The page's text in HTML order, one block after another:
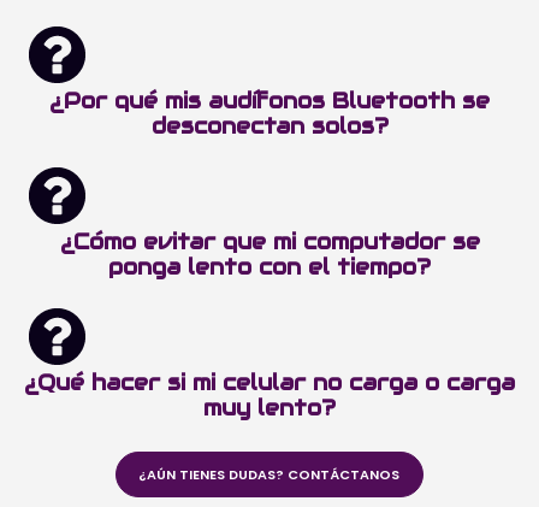
¿Por qué mis audífonos Bluetooth se
desconectan solos?
¿Cómo evitar que mi computador se
ponga lento con el tiempo?
¿Qué hacer si mi celular no carga o carga
muy lento?
¿AÚN TIENES DUDAS? CONTÁCTANOS